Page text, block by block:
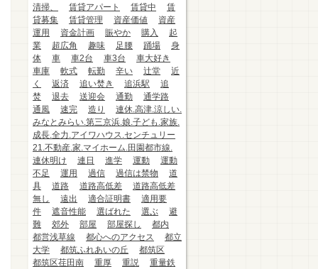
清掃、
賃貸アパート 賃貸中
賃
貸募集
賃貸管理 資産価値
資産
運用
資金計画 賑やか 購入
起
業
超広角 趣味 足腰 踊場
身
体
車 車2台 車3台
車大好き
車庫
軟式 転勤 辛い 辻堂
近
く
返済 追い焚き 追浜駅
追
焚
退去 送迎会 通勤
通学路
通風
速完 造り
連休.高津.涼しい.
みなとみらい.第三京浜.娘.子ども.家族.
成長.全力.アイワハウス.センチュリー
21.不動産.家.マイホーム.田園都市線.
連休明け
連日 進学 運動
運動
不足
運用 過信 過信は禁物
道
具
道路 道路高低差
道路高低差
無し
遠出 適合証明書
適用要
件
遮音性能 選ばれた 選ぶ
避
難
郊外 部屋 部屋探し
都内
都営浅草線
都心へのアクセス
都立
大学
都筑ふれあいの丘
都筑区
都筑区荏田南
重厚 重説
重量鉄